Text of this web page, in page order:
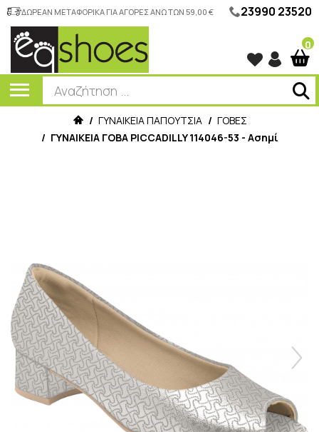
ΔΩΡΕΑΝ ΜΕΤΑΦΟΡΙΚΑ ΓΙΑ ΑΓΟΡΕΣ ΑΝΩ ΤΩΝ 59,00 € 23990 23520
0
/ ΓΥΝΑΙΚΕΙΑ ΠΑΠΟΥΤΣΙΑ / ΓΟΒΕΣ
/ ΓΥΝΑΙΚΕΙΑ ΓΟΒΑ PICCADILLY 114046-53 - Ασημί